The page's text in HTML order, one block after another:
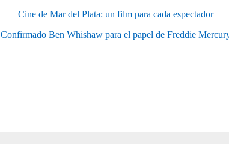
Cine de Mar del Plata: un film para cada espectador
Confirmado Ben Whishaw para el papel de Freddie